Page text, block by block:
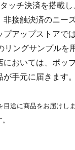
ッチ決済を搭載
接触決済のニー
アップストアで
ングサンプルを
おいては、ポッ
手元に届きます。
途に商品をお届けしま